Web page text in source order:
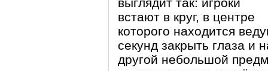
встают в круг, в центре
которого находится
секунд закрыть глаза и
другой небольшой